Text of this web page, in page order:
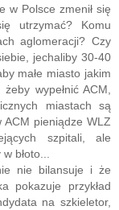
w Polsce zmenił się
utrzymać? Komu
aglomeracji? Czy
jechaliby 30-40
małe miasto jakim
wypełnić ACM,
miastach są
ACM pieniądze WLZ
szpitali, ale
błoto...
nie bilansuje i że
pokazuje przykład
na szkieletor,